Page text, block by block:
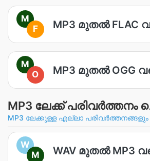
M
F
MP3 മുതൽ FLAC
M
O
MP3 മുതൽ OGG
MP3 ലേക്ക്
MP3 ലേക്കുള്ള എല്ലാ
W
M
WAV മുതൽ MP3